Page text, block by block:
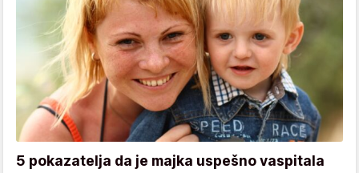
5 pokazatelja da je majka uspešno vaspitala